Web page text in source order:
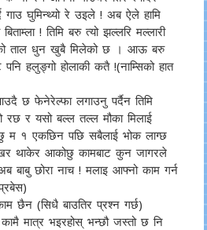
घुमिन्थ्यो रे उइले ! अब ऐले हामि
! तिमि बरु त्यो झल्लरि मल्लारी
ताल धुन खुबै मिलेको छ । आऊ बरु
पनि हलुङ्गो होलाकी कतै !(नाम्सिको हात
छ फेनेरेल्फा लगाउनु पर्दैन तिमि
रछ र यसो बल्ल तल्ल मौका मिलाई
म १ एकछिन पछि सबैलाई भोक लाग्छ
थाकेर आकोछु कामबाट कुन जागरले
बाबु छोरा नाच ! मलाइ आफ्नो काम गर्न
छैन (सिधै बाउतिर प्रश्न गर्छ)
मात्र भइरहोस् भन्छौ जस्तो छ नि